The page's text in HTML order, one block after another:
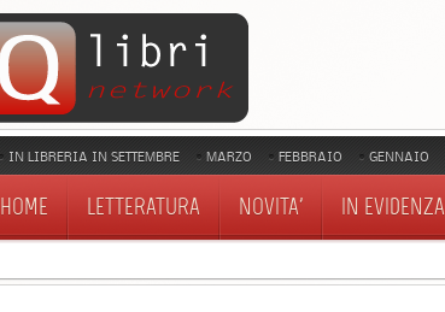
IN LIBRERIA IN SETTEMBRE MARZO FEBBRAIO GENNAIO
HOME LETTERATURA NOVITA' IN EVIDENZA